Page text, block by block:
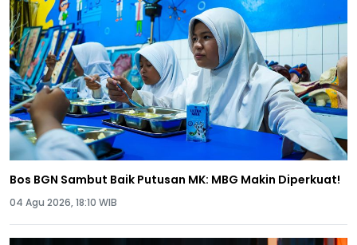
Bos BGN Sambut Baik Putusan MK: MBG Makin Diperkuat!
04 Agu 2026, 18:10 WIB